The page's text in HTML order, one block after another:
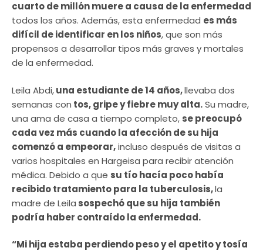
cuarto de millón muere a causa de la enfermedad
todos los años. Además, esta enfermedad es más
difícil de identificar en los niños, que son más
propensos a desarrollar tipos más graves y mortales
de la enfermedad.
Leila Abdi,una estudiante de 14 años,llevaba dos
semanas con tos, gripe y fiebre muy alta.Su madre,
una ama de casa a tiempo completo, se preocupó
cada vez más cuando la afección de su hija
comenzó a empeorar,incluso después de visitas a
varios hospitales en Hargeisa para recibir atención
médica. Debido a que su tío hacía poco había
recibido tratamiento para la tuberculosis,la
madre de Leila sospechó que su hija también
podría haber contraído la enfermedad.
“Mi hija estaba perdiendo peso y el apetito y tosía